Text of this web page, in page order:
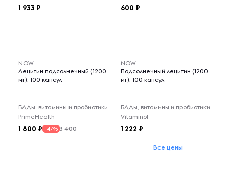
1 933 600
NOW
Лецитин подсолнечный (1200
мг), 100 капсул
БАДы, витамины и пробиотики
PrimeHealth
1 800 -47% 3 400
NOW
Подсолнечный лецитин (1200
мг), 100 капсул
БАДы, витамины и пробиотики
Vitaminof
1 222
Все цены